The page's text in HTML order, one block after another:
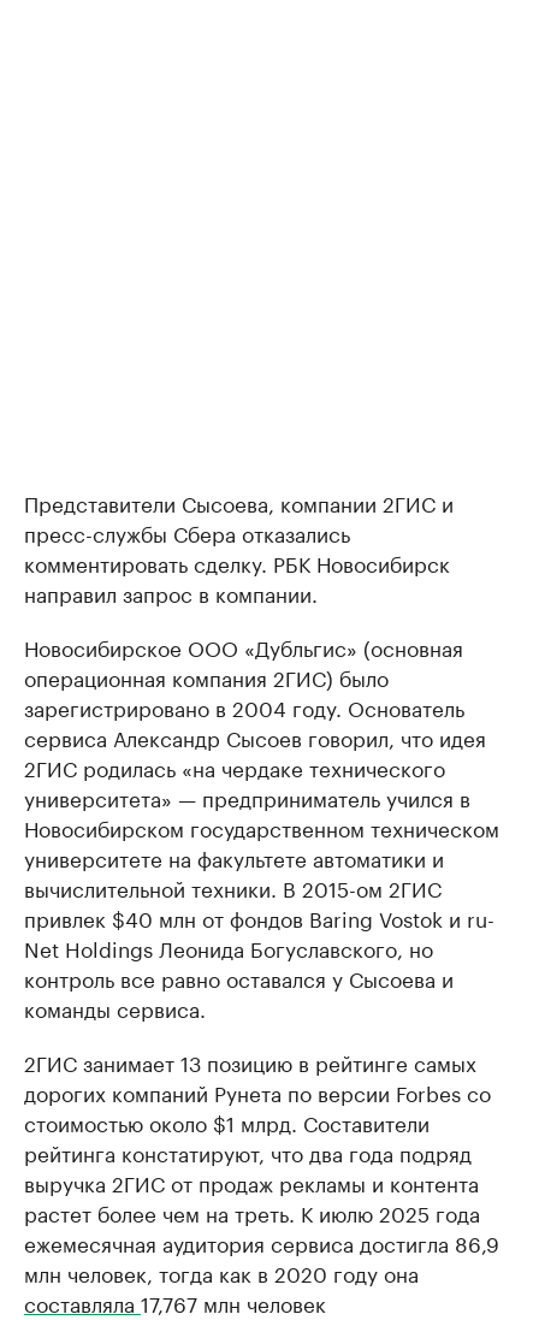
Представители Сысоева, компании 2ГИС и
пресс-службы Сбера отказались
комментировать сделку. РБК Новосибирск
направил запрос в компании.
Новосибирское ООО «Дубльгис» (основная
операционная компания 2ГИС) было
зарегистрировано в 2004 году. Основатель
сервиса Александр Сысоев говорил, что идея
2ГИС родилась «на чердаке технического
университета» — предприниматель учился в
Новосибирском государственном техническом
университете на факультете автоматики и
вычислительной техники. В 2015-ом 2ГИС
привлек $40 млн от фондов Baring Vostok и ru-
Net Holdings Леонида Богуславского, но
контроль все равно оставался у Сысоева и
команды сервиса.
2ГИС занимает 13 позицию в рейтинге самых
дорогих компаний Рунета по версии Forbes со
стоимостью около $1 млрд. Составители
рейтинга констатируют, что два года подряд
выручка 2ГИС от продаж рекламы и контента
растет более чем на треть. К июлю 2025 года
ежемесячная аудитория сервиса достигла 86,9
млн человек, тогда как в 2020 году она
составляла 17,767 млн человек